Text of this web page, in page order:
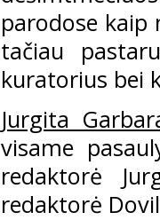
parodose kaip
tačiau
kuratorius bei
Jurgita
visame
redaktorė
redaktorė